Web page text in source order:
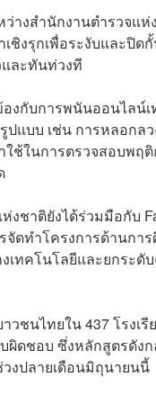
งสำนักงานตำรวจแห่
งรุกเพื่อระงับและปิด
ละทันท่วงที
งกับการพนันออนไล
แบบ เช่น การหลอก
ช้ในการตรวจสอบพฤ
ชาติยังได้ร่วมมือกับ
ดทำโครงการด้านกา
เทคโนโลยีและยกระ
ชนไทยใน 437 โรงเรี
ดชอบ ซึ่งหลักสูตรดัง
งปลายเดือนมิถุนายนนี้